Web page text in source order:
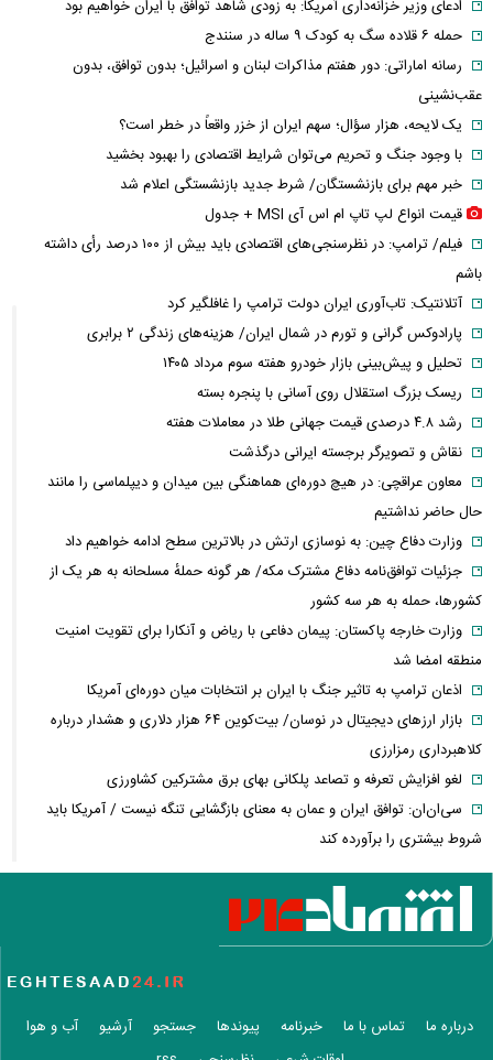
ادعای وزیر خزانه‌داری آمریکا: به زودی شاهد توافق با ایران خواهیم بود
حمله ۶ قلاده سگ به کودک ۹ ساله در سنندج
رسانه اماراتی: دور هفتم مذاکرات لبنان و اسرائیل؛ بدون توافق، بدون
عقب‌نشینی
یک لایحه، هزار سؤال؛ سهم ایران از خزر واقعاً در خطر است؟
با وجود جنگ و تحریم می‌توان شرایط اقتصادی را بهبود بخشید
خبر مهم برای بازنشستگان/ شرط جدید بازنشستگی اعلام شد
قیمت انواع لپ تاپ ام اس آی MSI + جدول
فیلم/ ترامپ: در نظرسنجی‌های اقتصادی باید بیش از ۱۰۰ درصد رأی داشته
باشم
آتلانتیک: تاب‌آوری ایران دولت ترامپ را غافلگیر کرد
پارادوکس گرانی و تورم در شمال ایران/ هزینه‌های زندگی ۲ برابری
تحلیل و پیش‌بینی بازار خودرو هفته سوم مرداد ۱۴۰۵
ریسک بزرگ استقلال روی آسانی با پنجره بسته
رشد ۴.۸ درصدی قیمت جهانی طلا در معاملات هفته
نقاش و تصویرگر برجسته ایرانی درگذشت
معاون عراقچی: در هیچ دوره‌ای هماهنگی بین میدان و دیپلماسی را مانند
حال حاضر نداشتیم
وزارت دفاع چین: به نوسازی ارتش در بالاترین سطح ادامه خواهیم داد
جزئیات توافق‌نامه دفاع مشترک مکه/ هر گونه حملهٔ مسلحانه به هر یک از
کشورها، حمله به هر سه کشور
وزارت خارجه پاکستان: پیمان دفاعی با ریاض و آنکارا برای تقویت امنیت
منطقه امضا شد
اذعان ترامپ به تاثیر جنگ با ایران بر انتخابات میان دوره‌ای آمریکا
بازار ارزهای دیجیتال در نوسان/ بیت‌کوین ۶۴ هزار دلاری و هشدار درباره
کلاهبرداری رمزارزی
لغو افزایش تعرفه و تصاعد پلکانی بهای برق مشترکین کشاورزی
سی‌ان‌ان: توافق ایران و عمان به معنای بازگشایی تنگه نیست / آمریکا باید
شروط بیشتری را برآورده کند
فعال‌سازی کیف پول ایران با یک کد دستوری/ انتقال وجه با شماره تلفن
همراه
فیلم/ سردار کوثری: جلسه بیت رهبری با اصرار شمخانی/ ماجرای غیبت سردار
فوری/ جزئیات جدید از مذاکرات تنگه هرمز/ انطباق با حقوق بین‌الملل و
ممنوعیت عبور ناوهای آمریکا
سردار آزمون در استقلال؟ / ماجرای تماس بختیاری‌زاده با مهاجم تیم ملی
درباره ما تماس با ما خبرنامه پیوندها جستجو آرشیو
آب و هوا